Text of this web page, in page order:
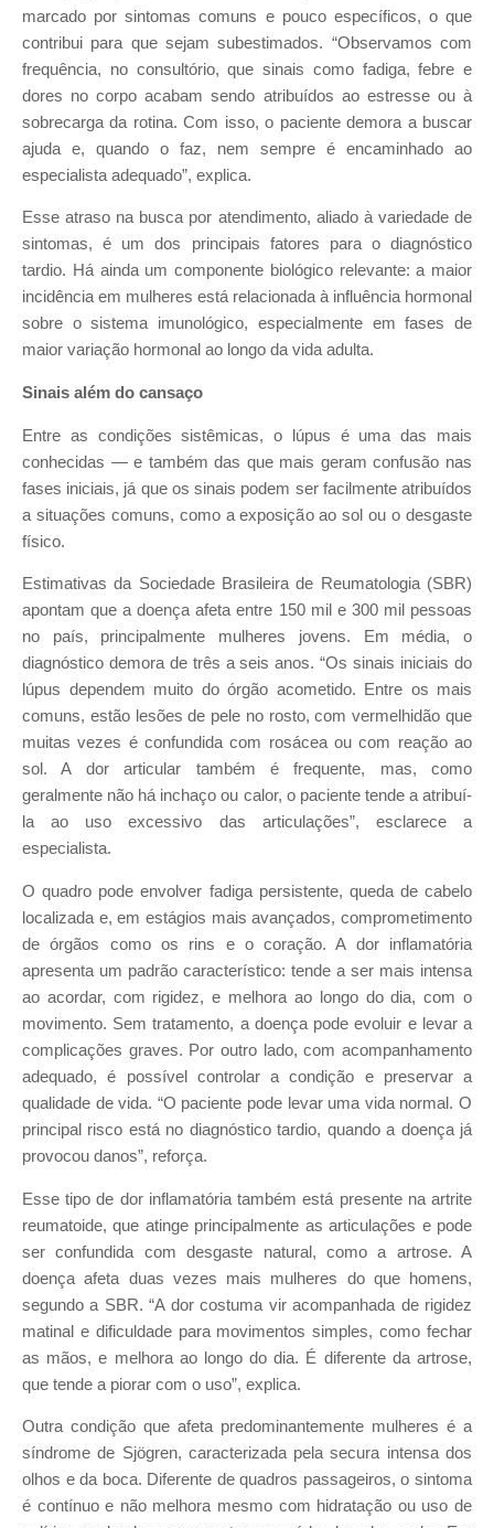
marcado por sintomas comuns e pouco específicos, o que
contribui para que sejam subestimados. “Observamos com
frequência, no consultório, que sinais como fadiga, febre e
dores no corpo acabam sendo atribuídos ao estresse ou à
sobrecarga da rotina. Com isso, o paciente demora a buscar
ajuda e, quando o faz, nem sempre é encaminhado ao
especialista adequado”, explica.
Esse atraso na busca por atendimento, aliado à variedade de
sintomas, é um dos principais fatores para o diagnóstico
tardio. Há ainda um componente biológico relevante: a maior
incidência em mulheres está relacionada à influência hormonal
sobre o sistema imunológico, especialmente em fases de
maior variação hormonal ao longo da vida adulta.
Sinais além do cansaço
Entre as condições sistêmicas, o lúpus é uma das mais
conhecidas — e também das que mais geram confusão nas
fases iniciais, já que os sinais podem ser facilmente atribuídos
a situações comuns, como a exposição ao sol ou o desgaste
físico.
Estimativas da Sociedade Brasileira de Reumatologia (SBR)
apontam que a doença afeta entre 150 mil e 300 mil pessoas
no país, principalmente mulheres jovens. Em média, o
diagnóstico demora de três a seis anos. “Os sinais iniciais do
lúpus dependem muito do órgão acometido. Entre os mais
comuns, estão lesões de pele no rosto, com vermelhidão que
muitas vezes é confundida com rosácea ou com reação ao
sol. A dor articular também é frequente, mas, como
geralmente não há inchaço ou calor, o paciente tende a atribuí-
la ao uso excessivo das articulações”, esclarece a
especialista.
O quadro pode envolver fadiga persistente, queda de cabelo
localizada e, em estágios mais avançados, comprometimento
de órgãos como os rins e o coração. A dor inflamatória
apresenta um padrão característico: tende a ser mais intensa
ao acordar, com rigidez, e melhora ao longo do dia, com o
movimento. Sem tratamento, a doença pode evoluir e levar a
complicações graves. Por outro lado, com acompanhamento
adequado, é possível controlar a condição e preservar a
qualidade de vida. “O paciente pode levar uma vida normal. O
principal risco está no diagnóstico tardio, quando a doença já
provocou danos”, reforça.
Esse tipo de dor inflamatória também está presente na artrite
reumatoide, que atinge principalmente as articulações e pode
ser confundida com desgaste natural, como a artrose. A
doença afeta duas vezes mais mulheres do que homens,
segundo a SBR. “A dor costuma vir acompanhada de rigidez
matinal e dificuldade para movimentos simples, como fechar
as mãos, e melhora ao longo do dia. É diferente da artrose,
que tende a piorar com o uso”, explica.
Outra condição que afeta predominantemente mulheres é a
síndrome de Sjögren, caracterizada pela secura intensa dos
olhos e da boca. Diferente de quadros passageiros, o sintoma
é contínuo e não melhora mesmo com hidratação ou uso de